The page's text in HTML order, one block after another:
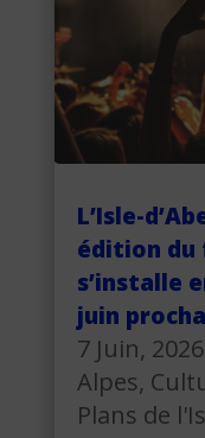
L’Isle-
édition du
s’installe
juin
7 Juin, 2026
Alpes,
Plans de